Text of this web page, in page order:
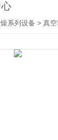
系列设备 >真空